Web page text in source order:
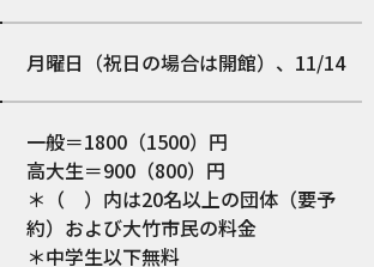
月曜日（祝日の場合は開館）、11/14
一般＝1800（1500）円
高大生＝900（800）円
＊（ ）内は20名以上の団体（要予
約）および大竹市民の料金
＊中学生以下無料